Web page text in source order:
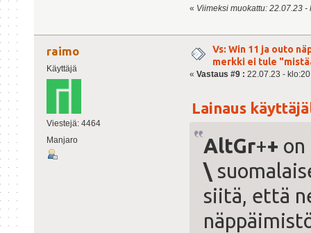
« Viimeksi muokattu: 22.07.23
raimo
Käyttäjä
Viestejä: 4464
Manjaro
Vs: Win 11 ja outo
merkki ei tule
« Vastaus #9 : 22.07.23 -
Lainaus
AltGr++
\
siitä, että